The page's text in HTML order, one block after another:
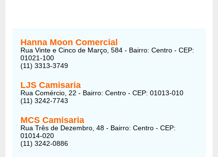
Hanna Moon Comercial
Rua Vinte e Cinco de Março, 584 - Bairro: Centro - CEP:
01021-100
(11) 3313-3749
LJS Camisaria
Rua Comércio, 22 - Bairro: Centro - CEP: 01013-010
(11) 3242-7743
MCS Camisaria
Rua Três de Dezembro, 48 - Bairro: Centro - CEP:
01014-020
(11) 3242-0886